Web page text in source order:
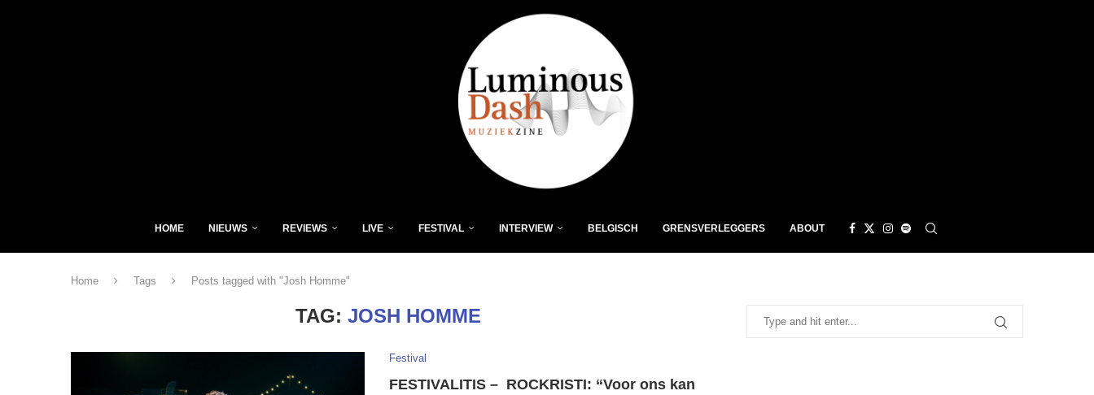
HOME NIEUWS REVIEWS LIVE FESTIVAL INTERVIEW BELGISCH GRENSVERLEGGERS ABOUT
Home Tags Posts tagged with "Josh Homme"
TAG: JOSH HOMME
Festival
FESTIVALITIS – ROCKRISTI: “Voor ons kan